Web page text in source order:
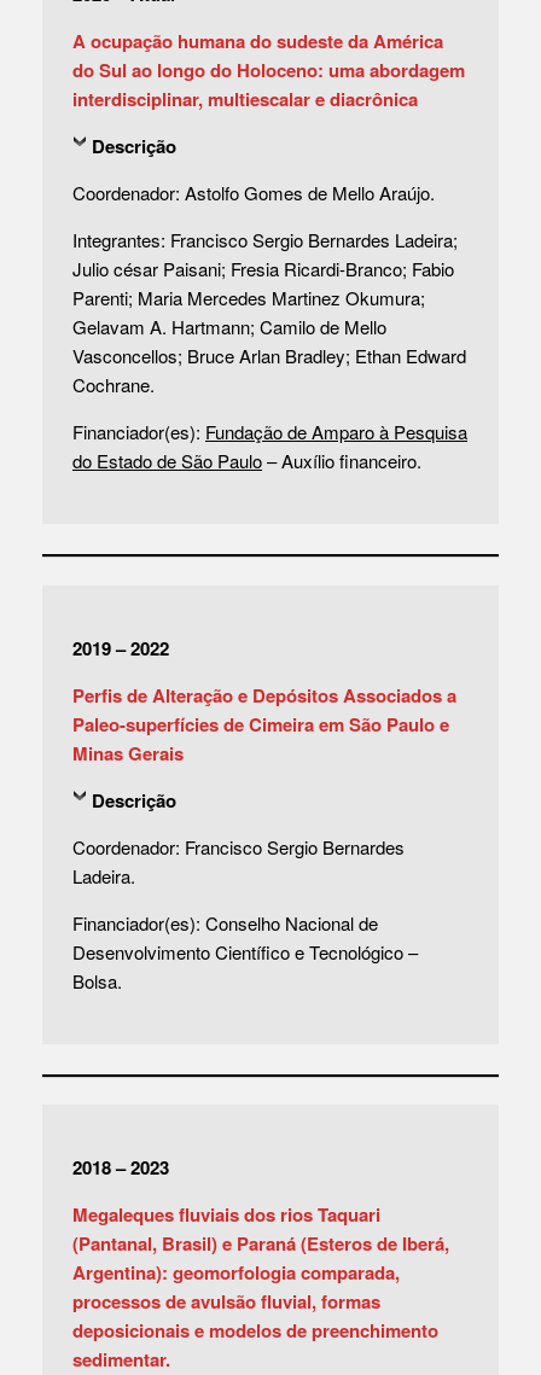
A ocupação humana do sudeste da América
do Sul ao longo do Holoceno: uma abordagem
interdisciplinar, multiescalar e diacrônica
Descrição
Coordenador: Astolfo Gomes de Mello Araújo.
Integrantes: Francisco Sergio Bernardes Ladeira;
Julio césar Paisani; Fresia Ricardi-Branco; Fabio
Parenti; Maria Mercedes Martinez Okumura;
Gelavam A. Hartmann; Camilo de Mello
Vasconcellos; Bruce Arlan Bradley; Ethan Edward
Cochrane.
Financiador(es): Fundação de Amparo à Pesquisa
do Estado de São Paulo– Auxílio financeiro.
2019 – 2022
Perfis de Alteração e Depósitos Associados a
Paleo-superfícies de Cimeira em São Paulo e
Minas Gerais
Descrição
Coordenador: Francisco Sergio Bernardes
Ladeira.
Financiador(es): Conselho Nacional de
Desenvolvimento Científico e Tecnológico –
Bolsa.
2018 – 2023
Megaleques fluviais dos rios Taquari
(Pantanal, Brasil) e Paraná (Esteros de Iberá,
Argentina): geomorfologia comparada,
processos de avulsão fluvial, formas
deposicionais e modelos de preenchimento
sedimentar.